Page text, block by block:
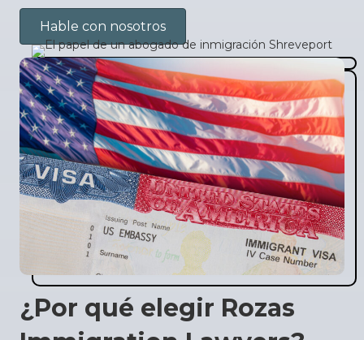
Hable con nosotros
¿Por qué elegir Rozas